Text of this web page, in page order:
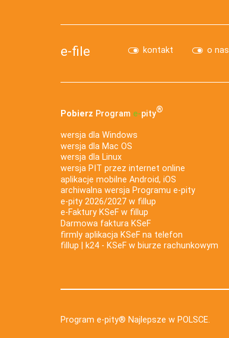
e-file kontakt o nas
Pobierz Program e‑pity®
wersja dla Windows
wersja dla Mac OS
wersja dla Linux
wersja PIT przez internet online
aplikacje mobilne Android, iOS
archiwalna wersja Programu e-pity
e-pity 2026/2027 w fillup
e‑Faktury KSeF w fillup
Darmowa faktura KSeF
firmly aplikacja KSeF na telefon
fillup | k24 - KSeF w biurze rachunkowym
Program e-pity® Najlepsze w POLSCE.